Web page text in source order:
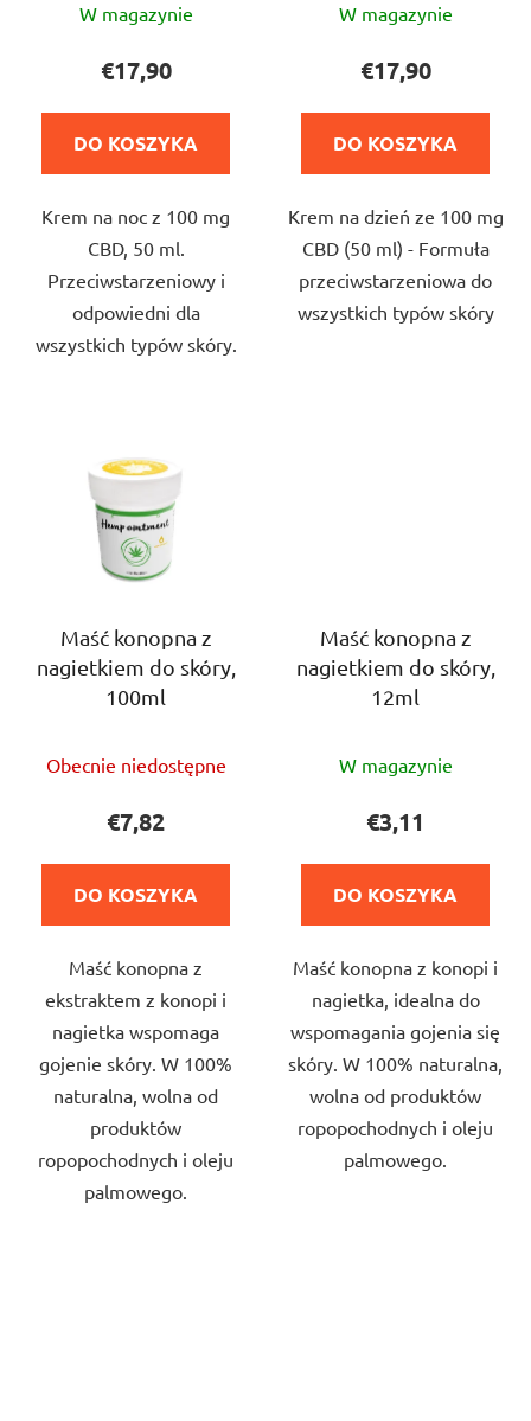
ocena
produktu
wynosi
na
gwiazdek.
W magazynie
€17,90
DO KOSZYKA
Krem na noc z 100 mg
CBD, 50 ml.
Przeciwstarzeniowy i
odpowiedni dla
wszystkich typów skóry.
ocena
produktu
wynosi
na
gwiazdek.
W magazynie
€17,90
DO KOSZYKA
Krem na dzień ze 100 mg
CBD (50 ml) - Formuła
przeciwstarzeniowa do
wszystkich typów skóry
Maść konopna z
nagietkiem do skóry,
100ml
ocena
wynosi
5,0
na
gwiazdek.
Obecnie niedostępne
€7,82
DO KOSZYKA
Maść konopna z
ekstraktem z konopi i
nagietka wspomaga
gojenie skóry. W 100%
naturalna, wolna od
produktów
ropopochodnych i oleju
palmowego.
Maść konopna z
nagietkiem do skóry,
12ml
ocena
wynosi
5,0
na
gwiazdek.
W magazynie
€3,11
DO KOSZYKA
Maść konopna z konopi i
nagietka, idealna do
wspomagania gojenia się
skóry. W 100% naturalna,
wolna od produktów
ropopochodnych i oleju
palmowego.